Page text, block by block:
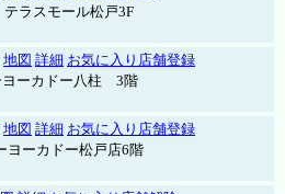
ラスモール松戸3F
地図 詳細 お気に入り店舗登録
ヨーカドー八柱 3階
地図 詳細 お気に入り店舗登録
ーカドー松戸店6階